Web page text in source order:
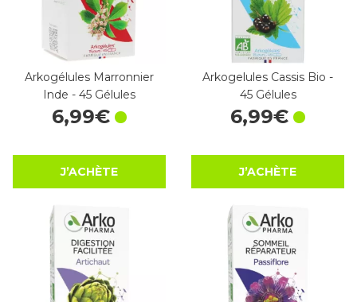
Arkogélules Marronnier
Inde - 45 Gélules
6,99€
J’ACHÈTE
Arkogelules Cassis Bio -
45 Gélules
6,99€
J’ACHÈTE